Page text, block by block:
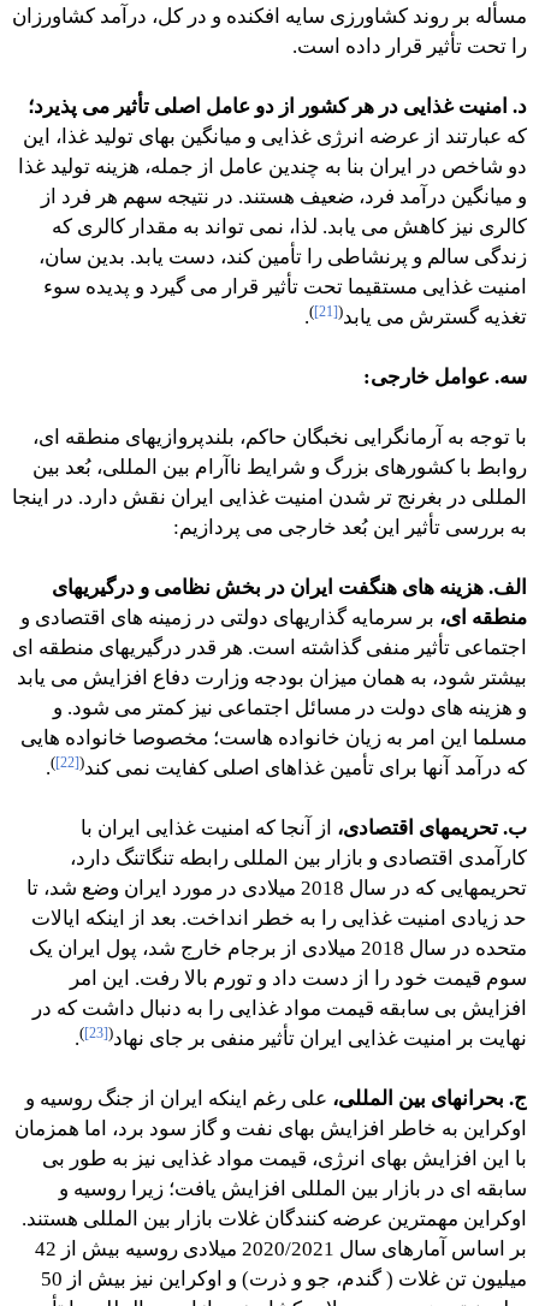
مسأله بر روند کشاورزی سایه افکنده و در کل، درآمد کشاورزان
را تحت تأثیر قرار داده است.
د. امنیت غذایی در هر کشور از دو عامل اصلی تأثیر می پذیرد؛
که عبارتند از عرضه انرژی غذایی و میانگین بهای تولید غذا، این
دو شاخص در ایران بنا به چندین عامل از جمله، هزینه تولید غذا
و میانگین درآمد فرد، ضعیف هستند. در نتیجه سهم هر فرد از
کالری نیز کاهش می یابد. لذا، نمی تواند به مقدار کالری که
زندگی سالم و پرنشاطی را تأمین کند، دست یابد. بدین سان،
امنیت غذایی مستقیما تحت تأثیر قرار می گیرد و پدیده سوء
تغذیه گسترش می یابد(
[21]
)
.
سه. عوامل خارجی:
با توجه به آرمانگرایی نخبگان حاکم، بلندپروازیهای منطقه ای،
روابط با کشورهای بزرگ و شرایط ناآرام بین المللی، بُعد بین
المللی در بغرنج تر شدن امنیت غذایی ایران نقش دارد. در اینجا
به بررسی تأثیر این بُعد خارجی می پردازیم:
الف. هزینه های هنگفت ایران در بخش نظامی و درگیریهای
منطقه ای، بر سرمایه گذاریهای دولتی در زمینه های اقتصادی و
اجتماعی تأثیر منفی گذاشته است. هر قدر درگیریهای منطقه ای
بیشتر شود، به همان میزان بودجه وزارت دفاع افزایش می یابد
و هزینه های دولت در مسائل اجتماعی نیز کمتر می شود. و
مسلما این امر به زیان خانواده هاست؛ مخصوصا خانواده هایی
که درآمد آنها برای تأمین غذاهای اصلی کفایت نمی کند(
[22]
)
.
ب. تحریمهای اقتصادی، از آنجا که امنیت غذایی ایران با
کارآمدی اقتصادی و بازار بین المللی رابطه تنگاتنگ دارد،
تحریمهایی که در سال 2018 میلادی در مورد ایران وضع شد، تا
حد زیادی امنیت غذایی را به خطر انداخت. بعد از اینکه ایالات
متحده در سال 2018 میلادی از برجام خارج شد، پول ایران یک
سوم قیمت خود را از دست داد و تورم بالا رفت. این امر
افزایش بی سابقه قیمت مواد غذایی را به دنبال داشت که در
نهایت بر امنیت غذایی ایران تأثیر منفی بر جای نهاد(
[23]
)
.
ج. بحرانهای بین المللی، علی رغم اینکه ایران از جنگ روسیه و
اوکراین به خاطر افزایش بهای نفت و گاز سود برد، اما همزمان
با این افزایش بهای انرژی، قیمت مواد غذایی نیز به طور بی
سابقه ای در بازار بین المللی افزایش یافت؛ زیرا روسیه و
اوکراین مهمترین عرضه کنندگان غلات بازار بین المللی هستند.
بر اساس آمارهای سال 2020/2021 میلادی روسیه بیش از 42
میلیون تن غلات ( گندم، جو و ذرت) و اوکراین نیز بیش از 50